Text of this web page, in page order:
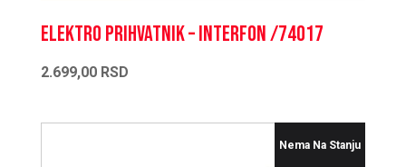
Elektro prihvatnik – interfon /74017
2.699,00 RSD
Nema Na Stanju